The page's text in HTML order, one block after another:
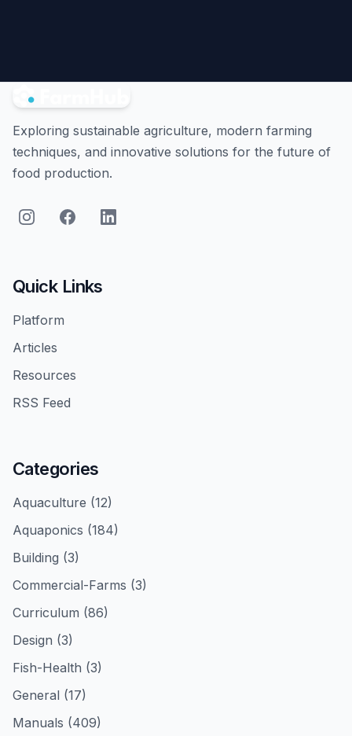
Exploring sustainable agriculture, modern farming
techniques, and innovative solutions for the future of
food production.
Quick Links
Platform
Articles
Resources
RSS Feed
Categories
Aquaculture (12)
Aquaponics (184)
Building (3)
Commercial-Farms (3)
Curriculum (86)
Design (3)
Fish-Health (3)
General (17)
Manuals (409)